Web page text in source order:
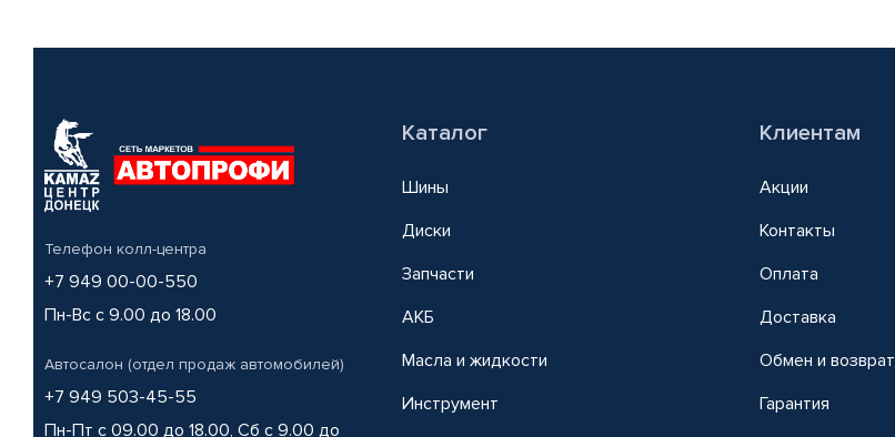
Телефон колл-центра
+7 949 00-00-550
Пн-Вс с 9.00 до 18.00
Автосалон (отдел продаж автомобилей)
+7 949 503-45-55
Пн-Пт с 09.00 до 18.00, Сб с 9.00 до
Каталог
Шины
Диски
Запчасти
АКБ
Масла и жидкости
Инструмент
Клиентам
Акции
Контакты
Оплата
Доставка
Обмен и возврат
Гарантия